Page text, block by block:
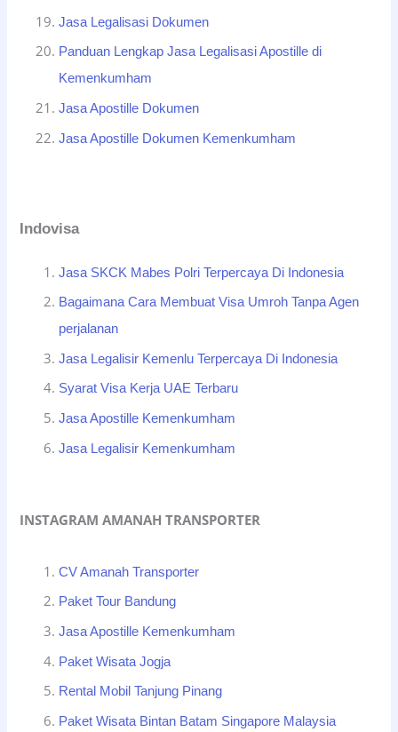
Jasa Legalisasi Dokumen
Panduan Lengkap Jasa Legalisasi Apostille di
Kemenkumham
Jasa Apostille Dokumen
Jasa Apostille Dokumen Kemenkumham
Indovisa
Jasa SKCK Mabes Polri Terpercaya Di Indonesia
Bagaimana Cara Membuat Visa Umroh Tanpa Agen
perjalanan
Jasa Legalisir Kemenlu Terpercaya Di Indonesia
Syarat Visa Kerja UAE Terbaru
Jasa Apostille Kemenkumham
Jasa Legalisir Kemenkumham
INSTAGRAM AMANAH TRANSPORTER
CV Amanah Transporter
Paket Tour Bandung
Jasa Apostille Kemenkumham
Paket Wisata Jogja
Rental Mobil Tanjung Pinang
Paket Wisata Bintan Batam Singapore Malaysia